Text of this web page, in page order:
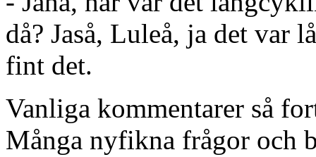
då? Jaså, Luleå, ja det var
fint det.
Vanliga kommentarer så
Många nyfikna frågor och